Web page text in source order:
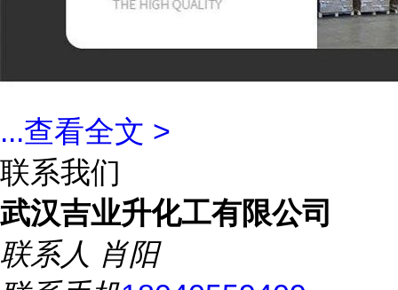
...查看全文 >
联系我们
武汉吉业升化工有限公司
联系人 肖阳